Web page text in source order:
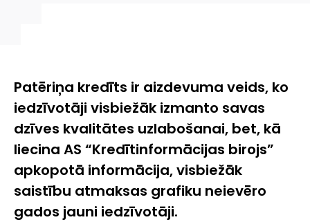
Patēriņa kredīts ir aizdevuma veids, ko
iedzīvotāji visbiežāk izmanto savas
dzīves kvalitātes uzlabošanai, bet, kā
liecina AS “Kredītinformācijas birojs”
apkopotā informācija, visbiežāk
saistību atmaksas grafiku neievēro
gados jauni iedzīvotāji.